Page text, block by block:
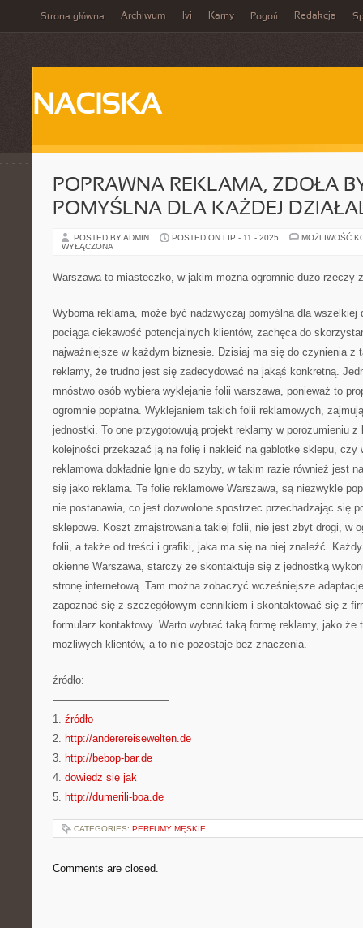
Strona główna Archiwum Ivi Karny Pogoń Redakcja
NACISKA
POPRAWNA REKLAMA, ZDOŁA
POMYŚLNA DLA KAŻDEJ
POSTED BY ADMIN POSTED ON LIP - 11 - 2025
MOŻLIWOŚĆ
WYŁĄCZONA
Warszawa to miasteczko, w jakim można ogromnie dużo rzeczy
Wyborna reklama, może być nadzwyczaj pomyślna dla wszelkiej
pociąga ciekawość potencjalnych klientów, zachęca do
najważniejsze w każdym biznesie. Dzisiaj ma się do czynienia z
reklamy, że trudno jest się zadecydować na jakąś konkretną.
mnóstwo osób wybiera wyklejanie folii warszawa, ponieważ to
ogromnie popłatna. Wyklejaniem takich folii reklamowych,
jednostki. To one przygotowują projekt reklamy w porozumieniu
kolejności przekazać ją na folię i nakleić na gablotkę sklepu, czy
reklamowa dokładnie lgnie do szyby, w takim razie również jest
się jako reklama. Te folie reklamowe Warszawa, są niezwykle
nie postanawia, co jest dozwolone spostrzec przechadzając się
sklepowe. Koszt zmajstrowania takiej folii, nie jest zbyt drogi, w
folii, a także od treści i grafiki, jaka ma się na niej znaleźć.
okienne Warszawa, starczy że skontaktuje się z jednostką
stronę internetową. Tam można zobaczyć wcześniejsze
zapoznać się z szczegółowym cennikiem i skontaktować się z
formularz kontaktowy. Warto wybrać taką formę reklamy, jako że
możliwych klientów, a to nie pozostaje bez znaczenia.
źródło:
———————————
1. źródło
2. http://anderereisewelten.de
3. http://bebop-bar.de
4. dowiedz się jak
5. http://dumerili-boa.de
CATEGORIES: PERFUMY MĘSKIE
Comments are closed.